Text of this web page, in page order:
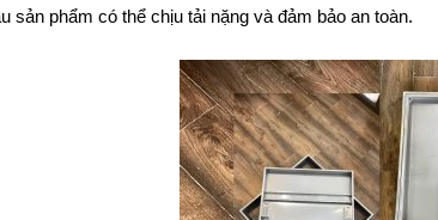
sản phẩm có thể chịu tải nặng và đảm bảo an toàn.